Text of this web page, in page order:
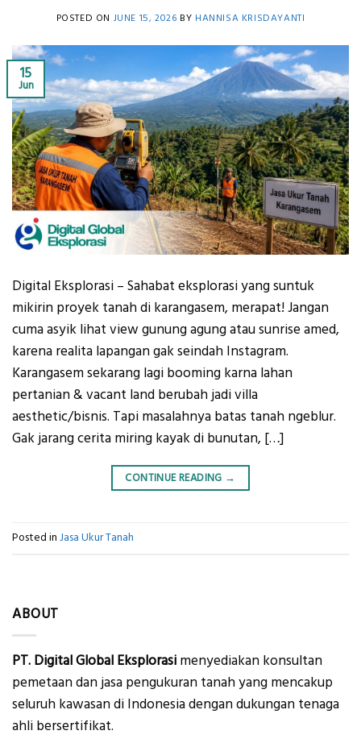
POSTED ON JUNE 15, 2026 BY HANNISA KRISDAYANTI
15
Jun
Digital Eksplorasi – Sahabat eksplorasi yang suntuk
mikirin proyek tanah di karangasem, merapat! Jangan
cuma asyik lihat view gunung agung atau sunrise amed,
karena realita lapangan gak seindah Instagram.
Karangasem sekarang lagi booming karna lahan
pertanian & vacant land berubah jadi villa
aesthetic/bisnis. Tapi masalahnya batas tanah ngeblur.
Gak jarang cerita miring kayak di bunutan, […]
CONTINUE READING →
Posted in Jasa Ukur Tanah
ABOUT
PT. Digital Global Eksplorasi menyediakan konsultan
pemetaan dan jasa pengukuran tanah yang mencakup
seluruh kawasan di Indonesia dengan dukungan tenaga
ahli bersertifikat.